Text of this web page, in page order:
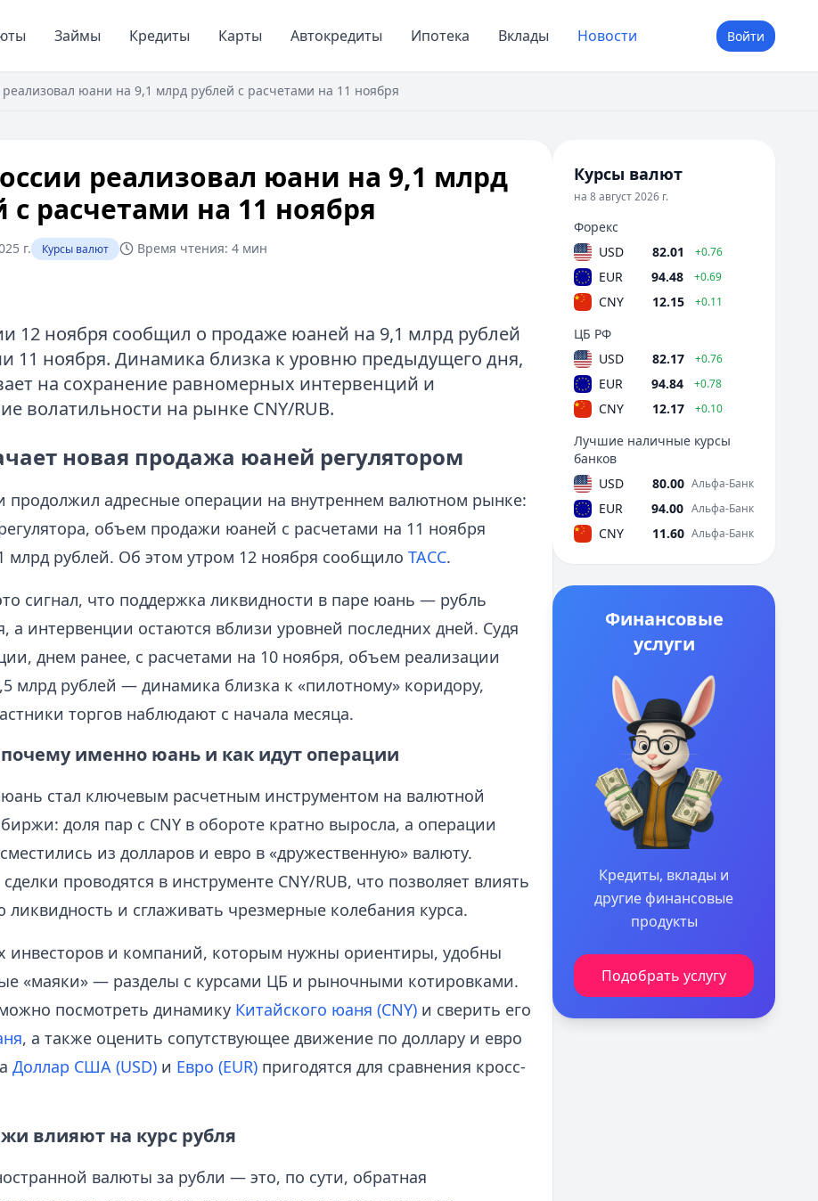
Займы Кредиты Карты Автокредиты Ипотека Вклады Новости Войти
реализовал юани на 9,1 млрд рублей с расчетами на 11 ноября
реализовал юани на 9,1 млрд
с расчетами на 11 ноября
г. Курсы валют Время чтения: 4 мин
12 ноября сообщил о продаже юаней на 9,1 млрд рублей
11 ноября. Динамика близка к уровню предыдущего дня,
на сохранение равномерных интервенций и
волатильности на рынке CNY/RUB.
новая продажа юаней регулятором
продолжил адресные операции на внутреннем валютном рынке:
объем продажи юаней с расчетами на 11 ноября
млрд рублей. Об этом утром 12 ноября сообщило ТАСС.
сигнал, что поддержка ликвидности в паре юань — рубль
а интервенции остаются вблизи уровней последних дней. Судя
днем ранее, с расчетами на 10 ноября, объем реализации
млрд рублей — динамика близка к «пилотному» коридору,
торгов наблюдают с начала месяца.
почему именно юань и как идут операции
юань стал ключевым расчетным инструментом на валютной
доля пар с CNY в обороте кратно выросла, а операции
из долларов и евро в «дружественную» валюту.
проводятся в инструменте CNY/RUB, что позволяет влиять
ликвидность и сглаживать чрезмерные колебания курса.
инвесторов и компаний, которым нужны ориентиры, удобны
«маяки» — разделы с курсами ЦБ и рыночными котировками.
посмотреть динамику Китайского юаня (CNY)и сверить его
, а также оценить сопутствующее движение по доллару и евро
Доллар США (USD)и Евро (EUR)пригодятся для сравнения кросс-
влияют на курс рубля
валюты за рубли — это, по сути, обратная
Курсы валют
на 8 август 2026 г.
Форекс
USD
82.01 +0.76
EUR 94.48 +0.69
CNY 12.15 +0.11
ЦБ РФ
USD
82.17 +0.76
EUR 94.84 +0.78
CNY 12.17 +0.10
Лучшие наличные курсы
банков
USD
80.00 Альфа-Банк
EUR 94.00 Альфа-Банк
CNY 11.60 Альфа-Банк
Финансовые
услуги
Кредиты, вклады и
другие финансовые
продукты
Подобрать услугу